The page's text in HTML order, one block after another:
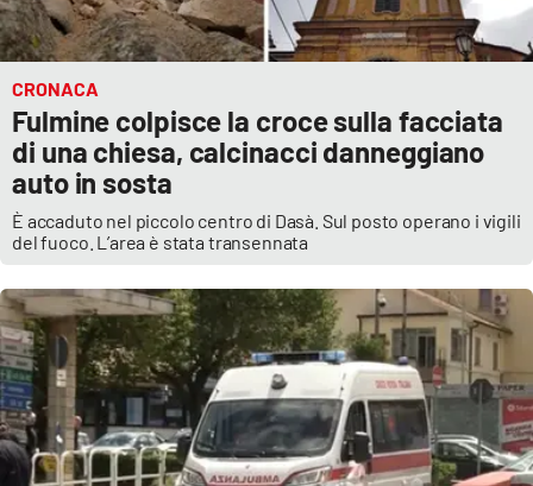
CRONACA
Fulmine colpisce la croce sulla facciata
di una chiesa, calcinacci danneggiano
auto in sosta
È accaduto nel piccolo centro di Dasà. Sul posto operano i vigili
del fuoco. L’area è stata transennata